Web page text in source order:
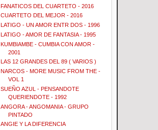
FANATICOS DEL CUARTETO - 2016
CUARTETO DEL MEJOR - 2016
LATIGO - UN AMOR ENTR DOS - 1996
LATIGO - AMOR DE FANTASIA - 1995
KUMBIAMBE - CUMBIA CON AMOR -
2001
LAS 12 GRANDES DEL 89 ( VARIOS )
NARCOS - MORE MUSIC FROM THE -
VOL 1
SUEÑO AZUL - PENSANDOTE
QUERIENDOTE - 1992
ANGORA - ANGOMANIA - GRUPO
PINTADO
ANGIE Y LA DIFERENCIA